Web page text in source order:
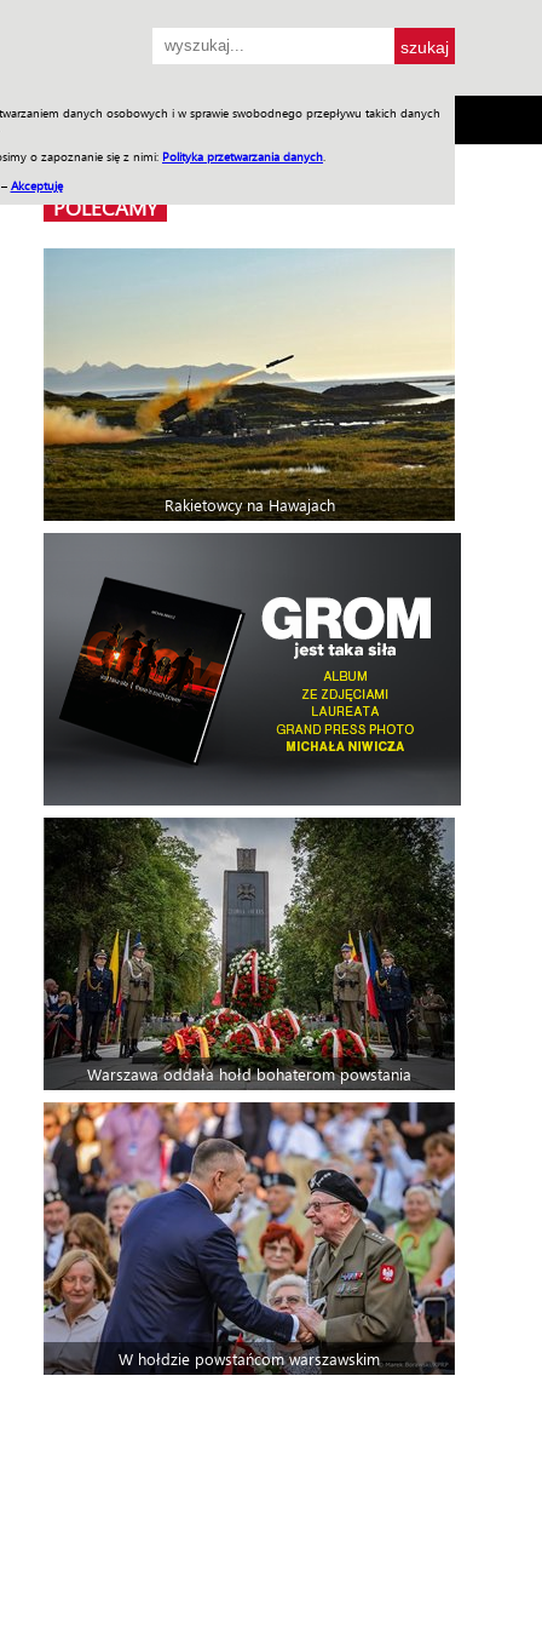
danych osobowych i w sprawie swobodnego przepływu takich danych
o zapoznanie się z nimi: Polityka przetwarzania danych
Akceptuję
SKLEP Jednodniówki Praca w WIW
POLECAMY
Rakietowcy na Hawajach
Warszawa oddała hołd bohaterom powstania
W hołdzie powstańcom warszawskim